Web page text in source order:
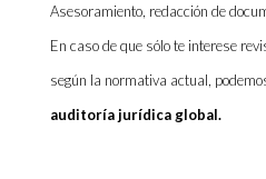
Asesoramiento, redacción de
En caso de que sólo te interese
según la normativa actual,
auditoría jurídica global.